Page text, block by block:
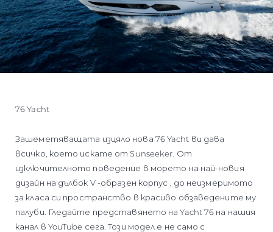
76 Yacht
Зашеметяващата изцяло нова 76 Yacht ви дава
всичко, което искате от Sunseeker. От
изключителното поведение в морето на най-новия
дизайн на дълбок V -образен корпус , до неизмеримото
за класа си пространство в красиво обзаведените му
палуби. Гледайте представянето на Yacht 76 на нашия
канал в YouTube сега. Този модел е не само с